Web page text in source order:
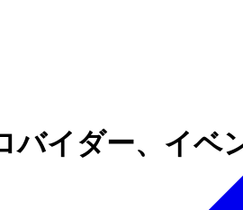
バイダー、イ